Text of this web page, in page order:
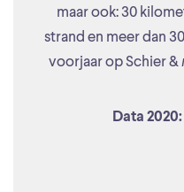
maar ook: 30
strand en meer dan
voorjaar op Schier &
Data